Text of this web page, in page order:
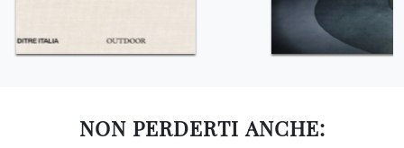
NON PERDERTI ANCHE: